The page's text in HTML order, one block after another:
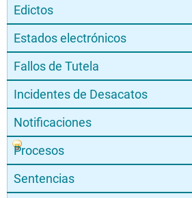
Edictos
Estados electrónicos
Fallos de Tutela
Incidentes de Desacatos
Notificaciones
Procesos
Sentencias